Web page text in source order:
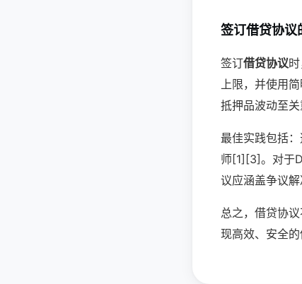
签订借贷协议
签订借贷协议
上限，并使用
抵押品波动至
最佳实践包括
师[1][3]。对于
议应涵盖争议
总之，借贷协
现高效、安全的